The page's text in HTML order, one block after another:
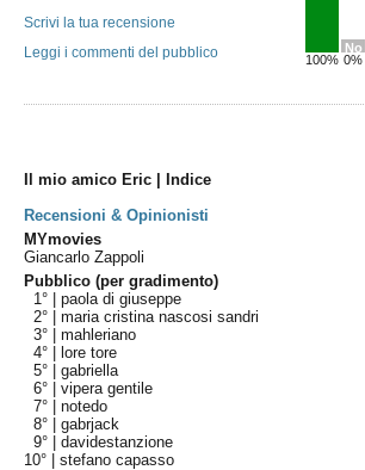
100%
No
0%
Scrivi la tua recensione
Leggi i commenti del pubblico
Il mio amico Eric | Indice
Recensioni & Opinionisti
MYmovies
Giancarlo Zappoli
Pubblico (per gradimento)
1° |paola di giuseppe
2° |maria cristina nascosi sandri
3° |mahleriano
4° |
lore tore
5° |gabriella
6° |vipera gentile
7° |notedo
8° |gabrjack
9° |davidestanzione
10° |stefano capasso